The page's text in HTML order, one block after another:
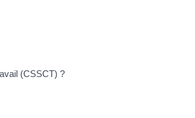
(CSSCT) ?